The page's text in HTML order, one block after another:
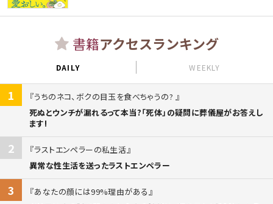
書籍アクセスランキング
DAILY WEEKLY
1
うちのネコ、ボクの目玉を食べちゃうの?
死ぬとウンチが漏れるって本当?「死体」の疑問に葬儀屋がお答えし
ます!
2
ラストエンペラーの私生活
異常な性生活を送ったラストエンペラー
3
あなたの顔には99%理由がある